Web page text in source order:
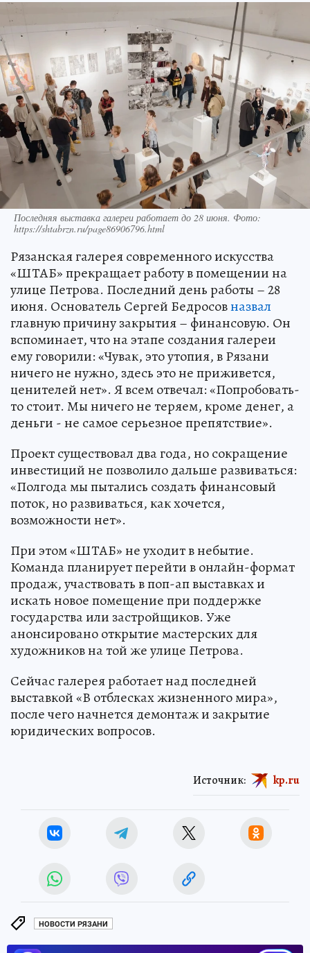
Последняя выставка галереи работает до 28 июня. Фото:
https://shtabrzn.ru/page86906796.html
Рязанская галерея современного искусства
«ШТАБ» прекращает работу в помещении на
улице Петрова. Последний день работы – 28
июня. Основатель Сергей Бедросовназвал
главную причину закрытия – финансовую. Он
вспоминает, что на этапе создания галереи
ему говорили: «Чувак, это утопия, в Рязани
ничего не нужно, здесь это не приживется,
ценителей нет». Я всем отвечал: «Попробовать-
то стоит. Мы ничего не теряем, кроме денег, а
деньги - не самое серьезное препятствие».
Проект существовал два года, но сокращение
инвестиций не позволило дальше развиваться:
«Полгода мы пытались создать финансовый
поток, но развиваться, как хочется,
возможности нет».
При этом «ШТАБ» не уходит в небытие.
Команда планирует перейти в онлайн-формат
продаж, участвовать в поп-ап выставках и
искать новое помещение при поддержке
государства или застройщиков. Уже
анонсировано открытие мастерских для
художников на той же улице Петрова.
Сейчас галерея работает над последней
выставкой «В отблесках жизненного мира»,
после чего начнется демонтаж и закрытие
юридических вопросов.
Источник: kp.ru
НОВОСТИ РЯЗАНИ